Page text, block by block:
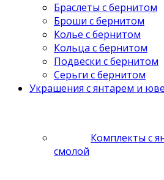
Браслеты с бернитом
Броши с бернитом
Колье с бернитом
Кольца с бернитом
Подвески с бернитом
Серьги с бернитом
Украшения с янтарем и
Комплекты с
смолой